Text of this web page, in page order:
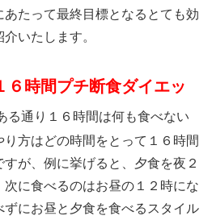
たって最終目標となるとても効
いたします。
６時間プチ断食ダイエッ
る通り１６時間は何も食べない
方はどの時間をとって１６時間
が、例に挙げると、夕食を夜２
次に食べるのはお昼の１２時にな
ずにお昼と夕食を食べるスタイル